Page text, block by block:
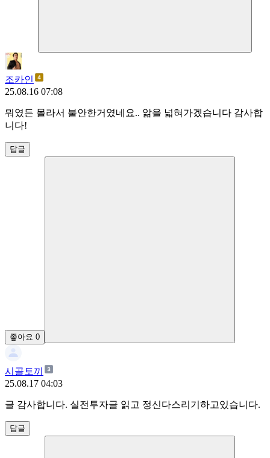
조카인
25.08.16 07:08
뭐였든 몰라서 불안한거였네요.. 앎을 넓혀가겠습니다 감사합
니다!
답글
좋아요 0
시골토끼
25.08.17 04:03
글 감사합니다. 실전투자글 읽고 정신다스리기하고있습니다.
답글